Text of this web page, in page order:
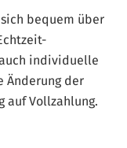
bequem über
individuelle
Änderung der
auf Vollzahlung.